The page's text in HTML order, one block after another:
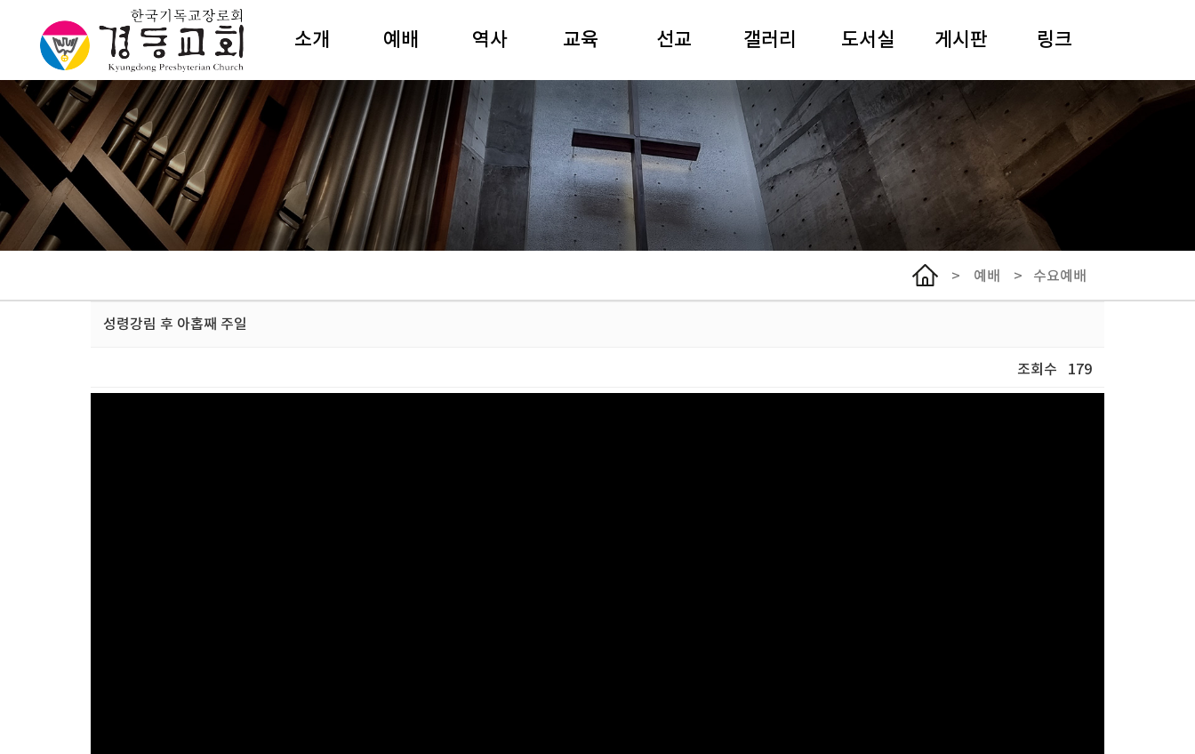
소개
담임목사
섬기는이
교회조직
예배안내
새교우안내
예전해설
갤러리카페
예배
주일예배
성경강해
수요예배
절기예배
특별예배
예배음악
상제례식
역사
역사연표
여해 강원용
목사
장공 김재준
교육
성경공부
경동강좌
경동아카데미
유치부
어린이부
중고등부
선교
선교와 나눔
국제협력
갤러리
80주년
사진
영상
공연
전시
경동회보
도서실
안내
도서검색
게시판
일정
말씀과 기도
추모
링크
여해 강원용 목사
사이버아카이브
경동어린이집
선한이웃클리닉
한국기독교장로회
총회
서울노회
NCCK
> 예배 > 수요예배
성령강림 후 아홉째 주일
조회수 179